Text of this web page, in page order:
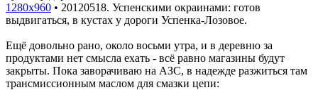
1280x960 • 20120518. Успенскими окраинами: готов
выдвигаться, в кустах у дороги Успенка-Лозовое.
Ещё довольно рано, около восьми утра, и в деревню за
продуктами нет смысла ехать - всё равно магазины будут
закрыты. Пока заворачиваю на АЗС, в надежде разжиться там
трансмиссионным маслом для смазки цепи: